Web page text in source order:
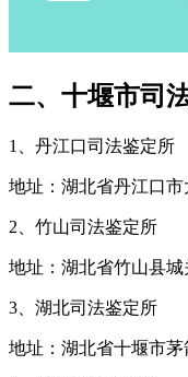
二、十堰市司
1、丹江口司法鉴定所
地址：湖北省丹江口市
2、竹山司法鉴定所
地址：湖北省竹山县
3、湖北司法鉴定所
地址：湖北省十堰市